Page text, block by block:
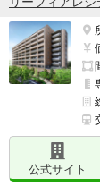
公式サイト